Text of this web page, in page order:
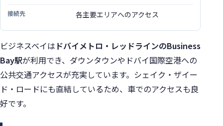
各主要エリアへのアクセス
ビジネスベイは ドバイメトロ・レッドラインのBusiness
Bay駅が利用でき、ダウンタウンやドバイ国際空港への
公共交通アクセスが充実しています。シェイク・ザイー
ド・ロードにも直結しているため、車でのアクセスも良
好です。